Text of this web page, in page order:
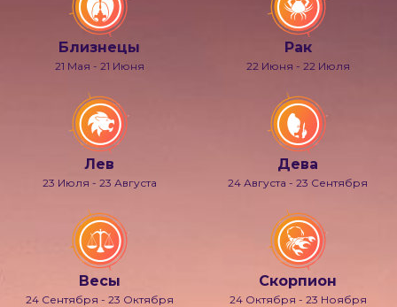
Близнецы
21 Мая - 21 Июня
Рак
22 Июня - 22 Июля
Лев
23 Июля - 23 Августа
Дева
24 Августа - 23 Сентября
Весы
24 Сентября - 23 Октября
Скорпион
24 Октября - 23 Ноября